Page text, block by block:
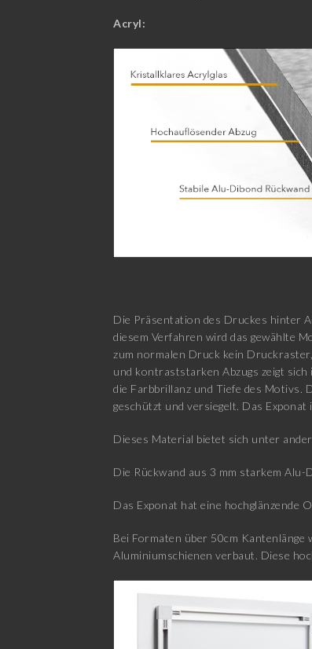
Acryl:
Die Präsentation des Druckes hinter
diesem Verfahren wird das gewählte
zum normalen Druck kein
und kontraststarken Abzugs zeigt
die Farbbrillanz und Tiefe des Motivs.
geschützt und versiegelt. Das
Dieses Material bietet sich unter
Die Rückwand aus 3 mm starkem
Das Exponat hat eine hochglänzende
Bei Formaten über 50cm Kantenlänge
Aluminiumschienen verbaut. Diese